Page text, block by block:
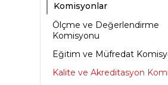
Komisyonlar
Ölçme ve Değerlendirme
Komisyonu
Eğitim ve Müfredat
Kalite ve Akreditasyon